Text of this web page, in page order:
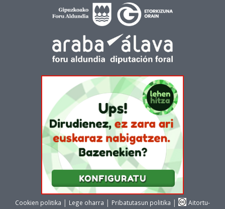
Cookien politika | Lege oharra | Pribatutasun politika | Aitortu-